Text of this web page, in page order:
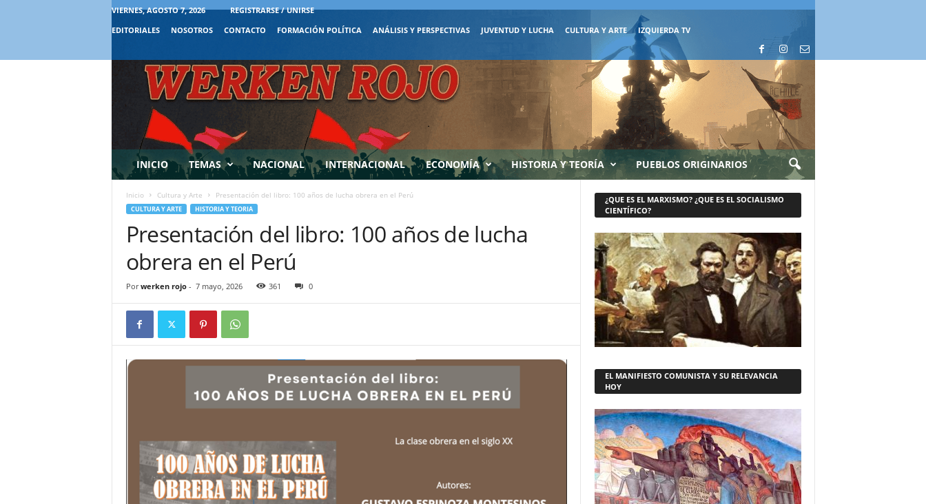
VIERNES, AGOSTO 7, 2026
REGISTRARSE / UNIRSE
EDITORIALES
NOSOTROS CONTACTO FORMACIÓN POLÍTICA ANÁLISIS Y PERSPECTIVAS JUVENTUD Y LUCHA CULTURA Y ARTE IZQUIERDA TV
INICIO TEMAS NACIONAL INTERNACIONAL ECONOMÍA HISTORIA Y TEORÍA PUEBLOS ORIGINARIOS
Inicio Cultura y Arte Presentación del libro: 100 años de lucha obrera en el Perú
CULTURA Y ARTE HISTORIA Y TEORIA
Presentación del libro: 100 años de lucha
obrera en el Perú
Por werken rojo- 7 mayo, 2026 361 0
¿QUE ES EL MARXISMO? ¿QUE ES EL SOCIALISMO
CIENTÍFICO?
EL MANIFIESTO COMUNISTA Y SU RELEVANCIA
HOY